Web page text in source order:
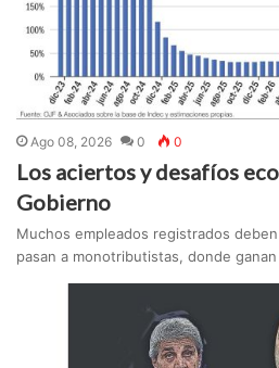
Ago 08, 2026 0 0
Los aciertos y desafíos
Gobierno
Muchos empleados registrados
pasan a monotributistas, donde